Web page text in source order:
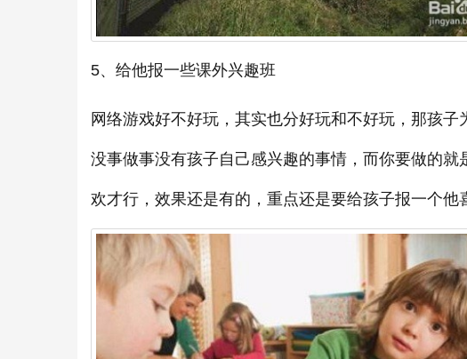
5、给他报一些课外兴趣班
网络游戏好不好玩，其实也分好玩和不好玩，那孩
没事做事没有孩子自己感兴趣的事情，而你要做的
欢才行，效果还是有的，重点还是要给孩子报一个他